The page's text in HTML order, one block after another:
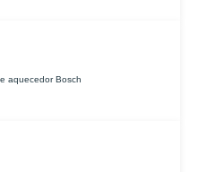
aquecedor Bosch